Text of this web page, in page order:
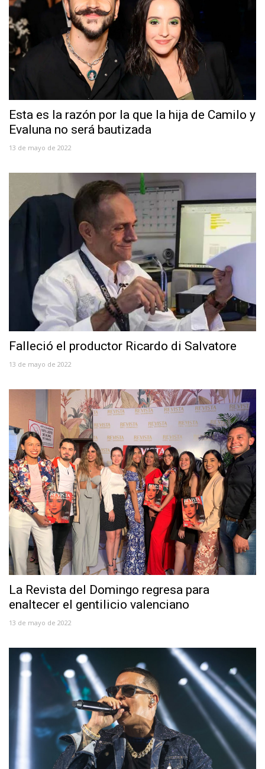
Esta es la razón por la que la hija de Camilo y
Evaluna no será bautizada
13 de mayo de 2022
Falleció el productor Ricardo di Salvatore
13 de mayo de 2022
La Revista del Domingo regresa para
enaltecer el gentilicio valenciano
13 de mayo de 2022